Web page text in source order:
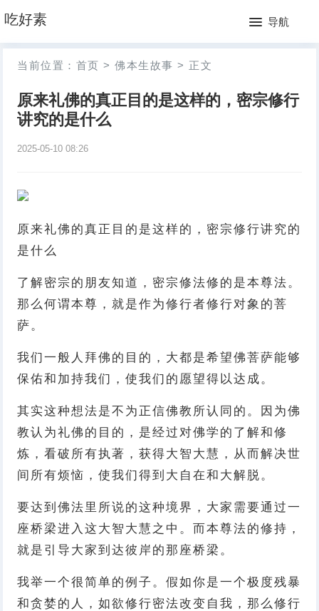
吃好素 导航
网
站
月
当前位置： 首页 > 佛本生故事 > 正文
原来礼佛的真正目的是这样的，密宗修行
讲究的是什么
2025-05-10 08:26
原来礼佛的真正目的是这样的，密宗修行讲究的
是什么
了解密宗的朋友知道，密宗修法修的是本尊法。
那么何谓本尊，就是作为修行者修行对象的菩
萨。
我们一般人拜佛的目的，大都是希望佛菩萨能够
保佑和加持我们，使我们的愿望得以达成。
其实这种想法是不为正信佛教所认同的。因为佛
教认为礼佛的目的，是经过对佛学的了解和修
炼，看破所有执著，获得大智大慧，从而解决世
间所有烦恼，使我们得到大自在和大解脱。
要达到佛法里所说的这种境界，大家需要通过一
座桥梁进入这大智大慧之中。而本尊法的修持，
就是引导大家到达彼岸的那座桥梁。
我举一个很简单的例子。假如你是一个极度残暴
和贪婪的人，如欲修行密法改变自我，那么修行